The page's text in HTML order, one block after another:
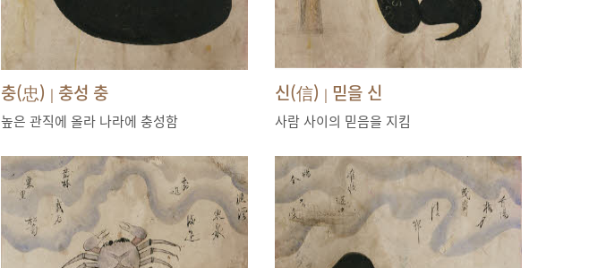
충(忠) | 충성 충
높은 관직에 올라 나라에 충성함
신(信) | 믿을 신
사람 사이의 믿음을 지킴